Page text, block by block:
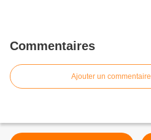
Commentaires
Ajouter un commentaire